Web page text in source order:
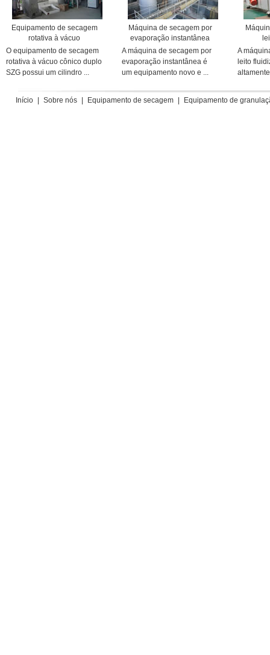
Equipamento de secagem
rotativa à vácuo
O equipamento de secagem
rotativa à vácuo cônico duplo
SZG possui um cilindro ...
Máquina de secagem por
evaporação instantânea
A máquina de secagem por
evaporação instantânea é
um equipamento novo e ...
A
leito
Início Sobre nós Equipamento de secagem Equipamento de